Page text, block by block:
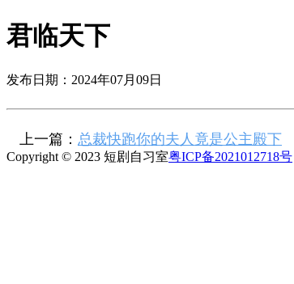
君临天下
发布日期：2024年07月09日
上一篇： 总裁快跑你的夫人竟是公主殿下
Copyright © 2023 短剧自习室粤ICP备2021012718号